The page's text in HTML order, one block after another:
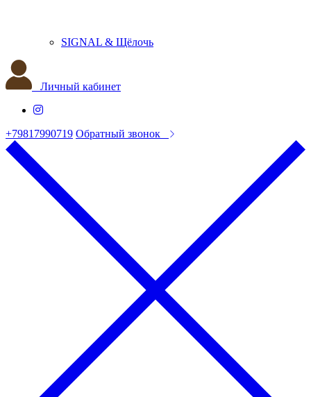
SIGNAL & Щёлочь
Личный кабинет
+79817990719 Обратный звонок